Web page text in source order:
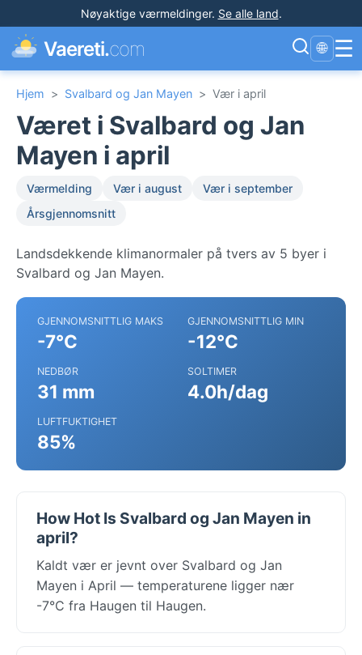
Nøyaktige værmeldinger. Se alle land.
Vaereti.com 🌐 ☰
Hjem > Svalbard og Jan Mayen > Vær i april
Været i Svalbard og Jan
Mayen i april
Værmelding Vær i august
Vær i september
Årsgjennomsnitt
Landsdekkende klimanormaler på tvers av 5 byer i
Svalbard og Jan Mayen.
GJENNOMSNITTLIG MAKS
-7°C
GJENNOMSNITTLIG MIN
-12°C
NEDBØR
31 mm
SOLTIMER
4.0h/dag
LUFTFUKTIGHET
85%
How Hot Is Svalbard og Jan Mayen in
april?
Kaldt vær er jevnt over Svalbard og Jan
Mayen i April — temperaturene ligger nær
-7°C fra Haugen til Haugen.